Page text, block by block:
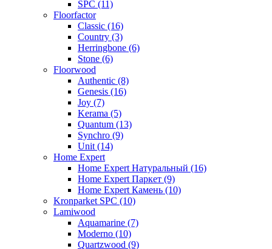
SPC (11)
Floorfactor
Classic (16)
Country (3)
Herringbone (6)
Stone (6)
Floorwood
Authentic (8)
Genesis (16)
Joy (7)
Kerama (5)
Quantum (13)
Synchro (9)
Unit (14)
Home Expert
Home Expert Натуральный (16)
Home Expert Паркет (9)
Home Expert Камень (10)
Kronparket SPC (10)
Lamiwood
Aquamarine (7)
Moderno (10)
Quartzwood (9)